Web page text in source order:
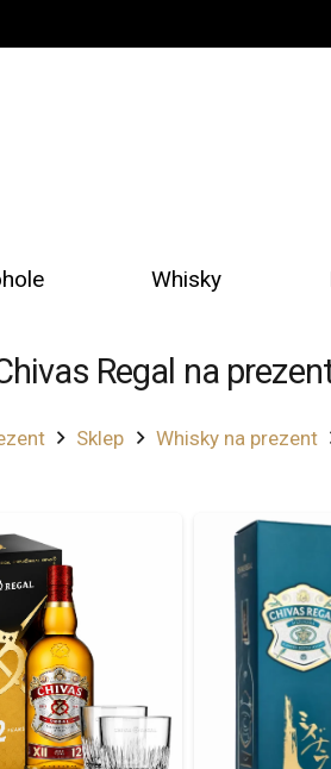
Whisky
Regal na
Sklep Whisky na prezent